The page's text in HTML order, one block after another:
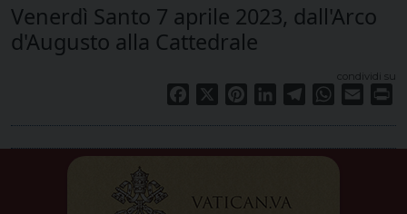
Venerdì Santo 7 aprile 2023, dall'Arco
d'Augusto alla Cattedrale
condividi su
Facebook PinterestLinkedInTelegramWhatsApp
Email